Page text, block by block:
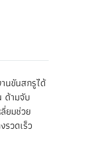
นขันสกรูได้
ด้ามจับ
ยมช่วย
วดเร็ว